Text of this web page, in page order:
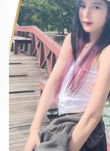
รี